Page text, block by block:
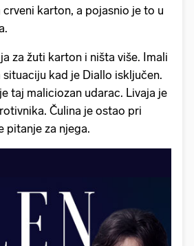
karton, a pojasnio je to u
za žuti karton i ništa više. Imali
kad je Diallo isključen.
taj maliciozan udarac. Livaja je
Čulina je ostao pri
pitanje za njega.